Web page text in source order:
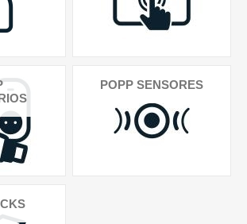
POPP SENSORES